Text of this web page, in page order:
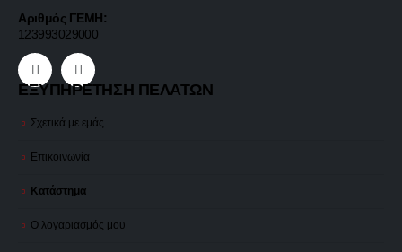
Αριθμός ΓΕΜΗ:
123993029000
ΕΞΥΠΗΡΕΤΗΣΗ ΠΕΛΑΤΩΝ
Σχετικά με εμάς
Επικοινωνία
Κατάστημα
Ο λογαριασμός μου